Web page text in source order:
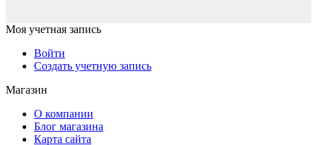
Моя учетная запись
Войти
Создать учетную запись
Магазин
О компании
Блог магазина
Карта сайта